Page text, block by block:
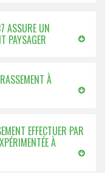
ASSURE UN
PAYSAGER
À
EFFECTUER PAR
À